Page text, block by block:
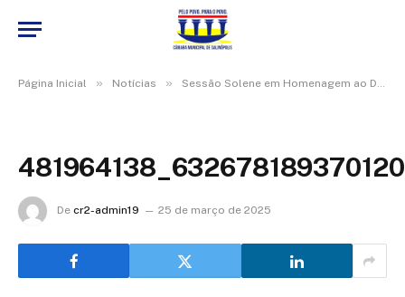
Página Inicial » Notícias » Sessão Solene em Homenagem ao Dia Internacional da Mulher
De cr2-admin19 25 de março de 2025